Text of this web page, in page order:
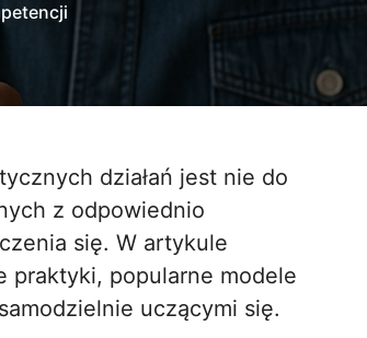
z odpowiednio
się. W artykule
praktyki, popularne modele
uczącymi się.